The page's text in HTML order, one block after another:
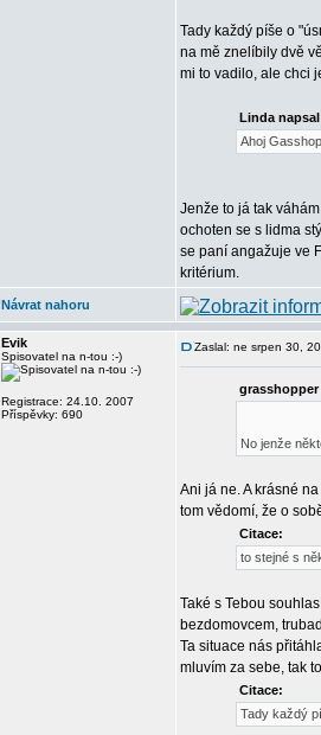
Tady každý píše o
na mě znelíbily dvě
mi to vadilo, ale chci
Linda
Ahoj
Jenže to já tak
ochoten se s lidma
se paní angažuje ve
kritérium.
Návrat nahoru
Evik
Spisovatel na n-tou :-)
Registrace: 24.10. 2007
Příspěvky: 690
Zaslal: ne srpen 30,
No jenže
Ani já ne. A krásné
tom vědomí, že o
Citace:
to stejné s
Také s Tebou
bezdomovcem,
Ta situace nás
mluvím za sebe, tak
Citace:
Tady každý